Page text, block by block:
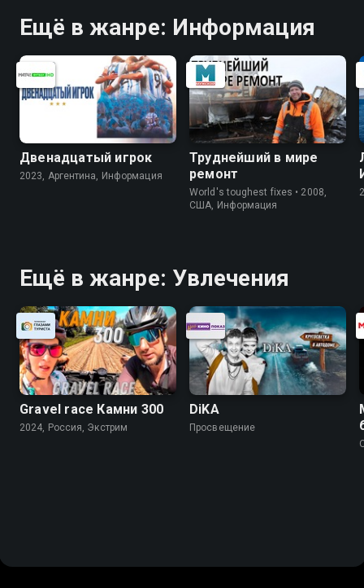
Ещё в жанре: Информация
Двенадцатый игрок
2023, Аргентина, Информация
Труднейший в мире
ремонт
World's toughest fixes • 2008,
США, Информация
Ещё в жанре: Увлечения
Gravel race Камни 300
2024, Россия, Экстрим
DiKA
Просвещение